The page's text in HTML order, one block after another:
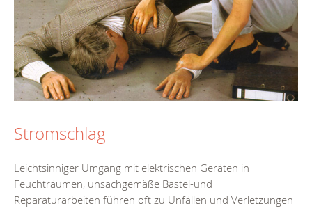
Stromschlag
Leichtsinniger Umgang mit elektrischen Geräten in
Feuchträumen, unsachgemäße Bastel-und
Reparaturarbeiten führen oft zu Unfällen und Verletzungen